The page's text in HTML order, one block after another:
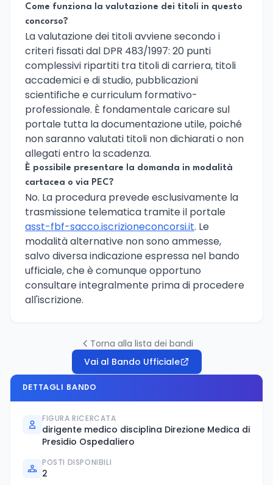
Come funziona la valutazione dei titoli in questo
concorso?
La valutazione dei titoli avviene secondo i
criteri fissati dal DPR 483/1997: 20 punti
complessivi ripartiti tra titoli di carriera, titoli
accademici e di studio, pubblicazioni
scientifiche e curriculum formativo-
professionale. È fondamentale caricare sul
portale tutta la documentazione utile, poiché
non saranno valutati titoli non dichiarati o non
allegati entro la scadenza.
È possibile presentare la domanda in modalità
cartacea o via PEC?
No. La procedura prevede esclusivamente la
trasmissione telematica tramite il portale
asst-fbf-sacco.iscrizioneconcorsi.it. Le
modalità alternative non sono ammesse,
salvo diversa indicazione espressa nel bando
ufficiale, che è comunque opportuno
consultare integralmente prima di procedere
all'iscrizione.
Torna alla lista dei bandi
Vai al Bando Ufficiale
DETTAGLI BANDO
FIGURA RICERCATA
dirigente medico disciplina Direzione Medica di
Presidio Ospedaliero
POSTI DISPONIBILI
2